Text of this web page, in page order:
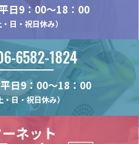
HLE20S
HLE22KSE
HLE22-4S
HLE22S
HLE22SR
フックパネル・Pタイプ
HP75P
HP100P
HP24P
HP375P
フックパネル・Sタイプ
HP100S
HP60S
HP75S
フックパネル・木製タイプ
WPN
WPN-LRAL
ハイブリッドパネル
HB2-T
HB2-B
日9：00～18：00
・日・祝日休み）
6582-1824
平日9：00～18：00
・日・祝日休み）
ネット